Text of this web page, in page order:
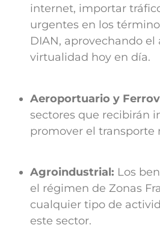
internet, importar
urgentes en los
DIAN, aprovechando el
virtualidad hoy en día.
Aeroportuario y
sectores que recibirán
promover el transporte
Agroindustrial: Los
el régimen de Zonas
cualquier tipo de
este sector.